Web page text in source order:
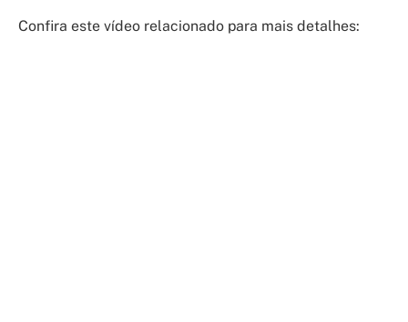
Confira este vídeo relacionado para mais detalhes: